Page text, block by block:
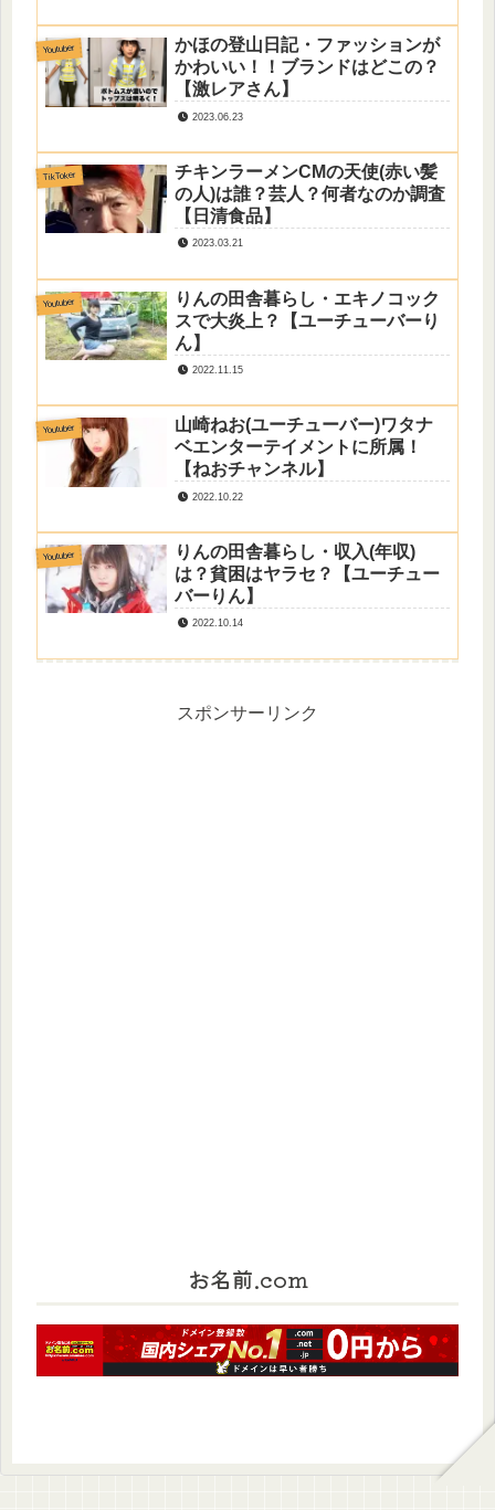
Youtuber
かほの登山日記・ファッションが
かわいい！！ブランドはどこの？
【激レアさん】
2023.06.23
TikToker
チキンラーメンCMの天使(赤い髪
の人)は誰？芸人？何者なのか調査
【日清食品】
2023.03.21
Youtuber
りんの田舎暮らし・エキノコック
スで大炎上？【ユーチューバーり
ん】
2022.11.15
Youtuber
山崎ねお(ユーチューバー)ワタナ
ベエンターテイメントに所属！
【ねおチャンネル】
2022.10.22
Youtuber
りんの田舎暮らし・収入(年収)
は？貧困はヤラセ？【ユーチュー
バーりん】
2022.10.14
スポンサーリンク
お名前.com